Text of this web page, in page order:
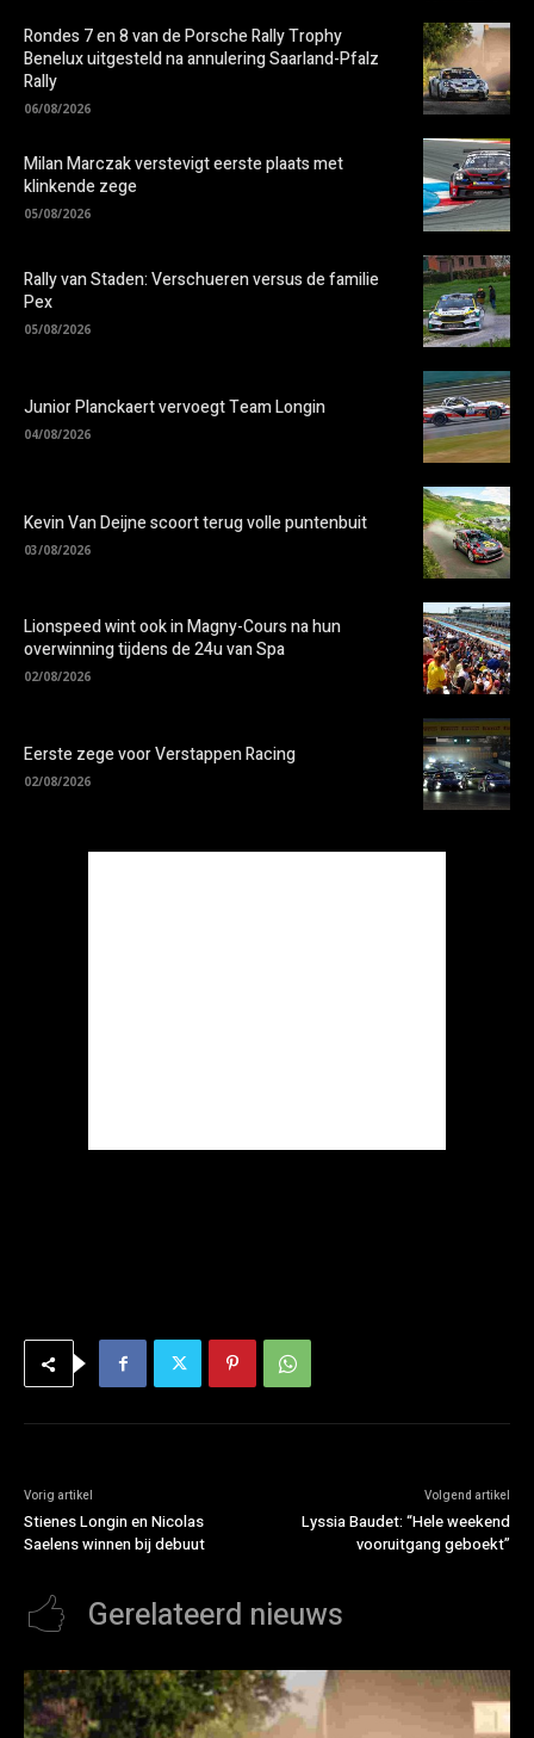
Rondes 7 en 8 van de Porsche Rally Trophy
Benelux uitgesteld na annulering Saarland-Pfalz
Rally
06/08/2026
Milan Marczak verstevigt eerste plaats met
klinkende zege
05/08/2026
Rally van Staden: Verschueren versus de familie
Pex
05/08/2026
Junior Planckaert vervoegt Team Longin
04/08/2026
Kevin Van Deijne scoort terug volle puntenbuit
03/08/2026
Lionspeed wint ook in Magny-Cours na hun
overwinning tijdens de 24u van Spa
02/08/2026
Eerste zege voor Verstappen Racing
02/08/2026
Vorig artikel
Stienes Longin en Nicolas
Saelens winnen bij debuut
Volgend artikel
Lyssia Baudet: “Hele weekend
vooruitgang geboekt”
Gerelateerd nieuws